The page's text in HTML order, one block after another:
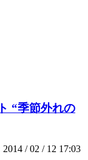
“季節外れの
/ 02 / 12 17:03